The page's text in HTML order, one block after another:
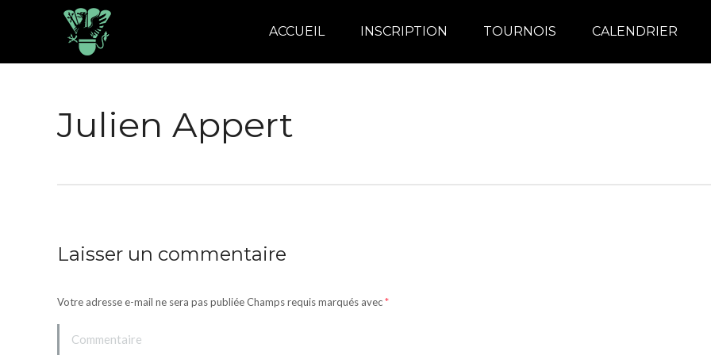
ACCUEIL INSCRIPTION TOURNOIS CALENDRIER
Julien Appert
Laisser un commentaire
Votre adresse e-mail ne sera pas publiée Champs requis marqués avec*
Commentaire